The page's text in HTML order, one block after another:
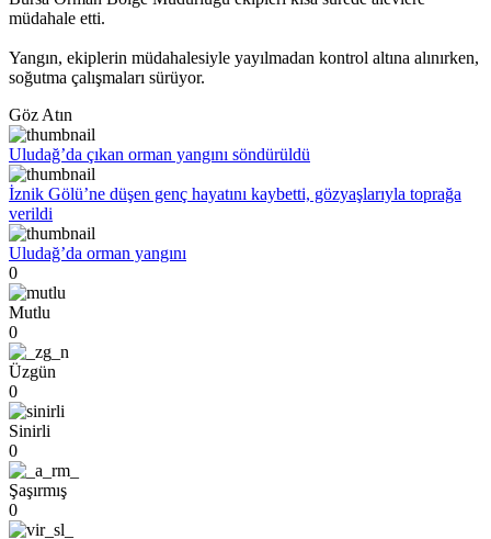
müdahale etti.
Yangın, ekiplerin müdahalesiyle yayılmadan kontrol altına alınırken,
soğutma çalışmaları sürüyor.
Göz Atın
Uludağ’da çıkan orman yangını söndürüldü
İznik Gölü’ne düşen genç hayatını kaybetti, gözyaşlarıyla toprağa
verildi
Uludağ’da orman yangını
0
Mutlu
0
Üzgün
0
Sinirli
0
Şaşırmış
0